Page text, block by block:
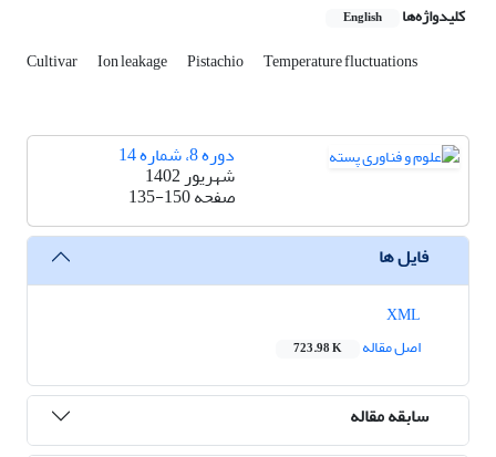
کلیدواژه‌ها English
Cultivar Ion leakage Pistachio Temperature fluctuations
دوره 8، شماره 14
شهریور 1402
صفحه135-150
فایل ها
اصل مقاله
723.98 K
سابقه مقاله